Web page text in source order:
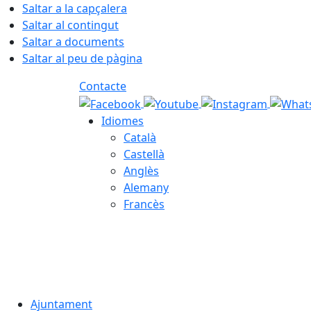
Saltar a la capçalera
Saltar al contingut
Saltar a documents
Saltar al peu de pàgina
Contacte
Idiomes
Català
Castellà
Anglès
Alemany
Francès
Ajuntament